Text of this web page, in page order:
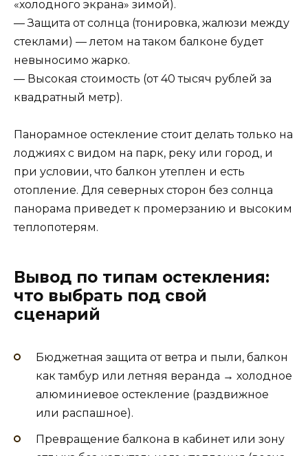
«холодного экрана» зимой).
— Защита от солнца (тонировка, жалюзи между
стеклами) — летом на таком балконе будет
невыносимо жарко.
— Высокая стоимость (от 40 тысяч рублей за
квадратный метр).
Панорамное остекление стоит делать только на
лоджиях с видом на парк, реку или город, и
при условии, что балкон утеплен и есть
отопление. Для северных сторон без солнца
панорама приведет к промерзанию и высоким
теплопотерям.
Вывод по типам остекления:
что выбрать под свой
сценарий
Бюджетная защита от ветра и пыли, балкон
как тамбур или летняя веранда → холодное
алюминиевое остекление (раздвижное
или распашное).
Превращение балкона в кабинет или зону